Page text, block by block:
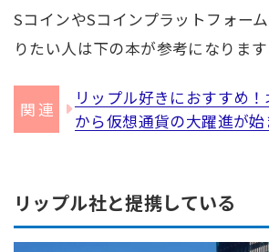
SコインやSコインプラットフォー
りたい人は下の本が参考になります
リップル好きにおすすめ
から仮想通貨の大躍進が
リップル社と提携している